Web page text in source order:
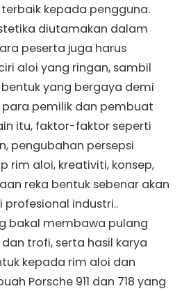
kepada pengguna.
diutamakan dalam
peserta juga harus
aloi yang ringan, sambil
yang bergaya demi
pemilik dan pembuat
itu, faktor-faktor seperti
pengubahan persepsi
rim aloi, kreativiti, konsep,
reka bentuk sebenar akan
profesional industri..
bakal membawa pulang
trofi, serta hasil karya
kepada rim aloi dan
Porsche 911 dan 718 yang